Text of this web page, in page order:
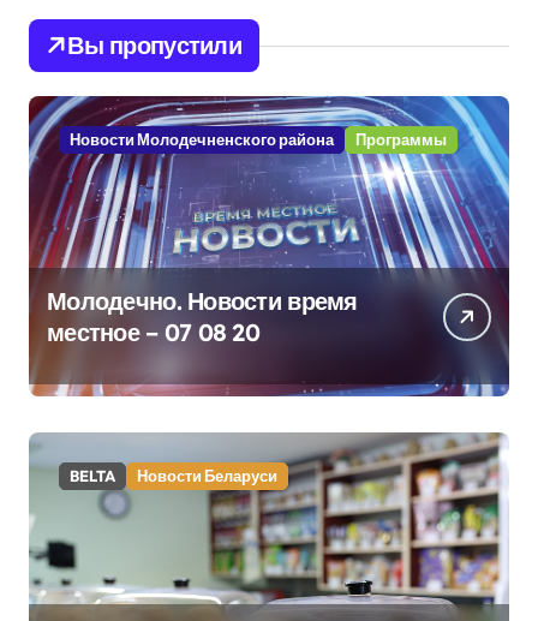
Вы пропустили
Новости Молодечненского района Программы
Молодечно. Новости время
местное – 07 08 20
BELTA Новости Беларуси